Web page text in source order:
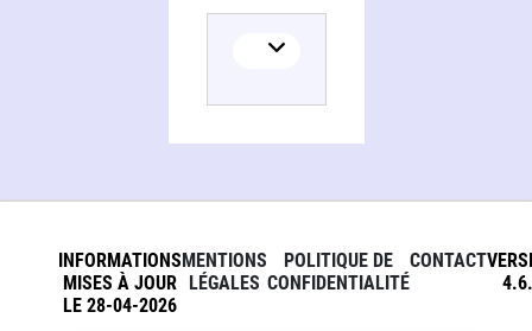
INFORMATIONS
MISES À JOUR
LE 28-04-2026
MENTIONS
LÉGALES
POLITIQUE DE
CONFIDENTIALITÉ
CONTACT